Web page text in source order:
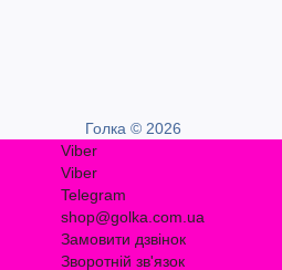
Голка © 2026
Viber
Viber
Telegram
shop@golka.com.ua
Замовити дзвінок
Зворотній зв'язок